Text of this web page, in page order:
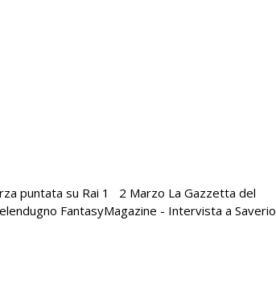
puntata su Rai 1 2 Marzo La Gazzetta del
FantasyMagazine - Intervista a Saverio